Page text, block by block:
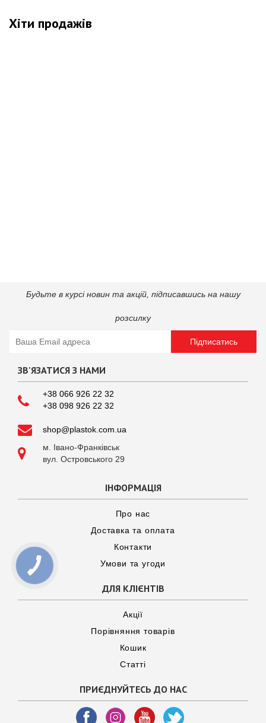
Хіти продажів
Будьте в курсі новин та акцій, підпиcавшись на нашу
розсилку
Підписатись
ЗВ'ЯЗАТИСЯ З НАМИ
+38 066 926 22 32
+38 098 926 22 32
shop@plastok.com.ua
м. Івано-Франківськ
вул. Островського 29
ІНФОРМАЦІЯ
Про нас
Доставка та оплата
Контакти
Умови та угоди
ДЛЯ КЛІЄНТІВ
Акції
Порівняння товарів
Кошик
Статті
ПРИЄДНУЙТЕСЬ ДО НАС